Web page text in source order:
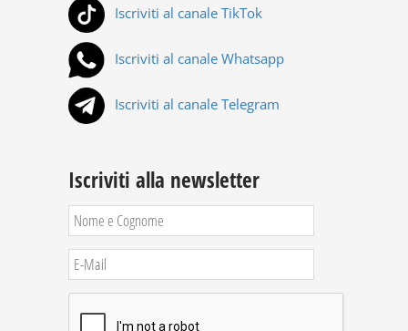
Iscriviti al canale TikTok
Iscriviti al canale Whatsapp
Iscriviti al canale Telegram
Iscriviti alla newsletter